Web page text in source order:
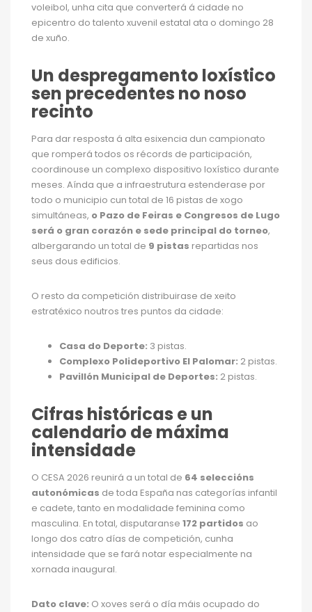
voleibol, unha cita que converterá á cidade no
epicentro do talento xuvenil estatal ata o domingo 28
de xuño.
Un despregamento loxístico
sen precedentes no noso
recinto
Para dar resposta á alta esixencia dun campionato
que romperá todos os récords de participación,
coordinouse un complexo dispositivo loxístico durante
meses. Aínda que a infraestrutura estenderase por
todo o municipio cun total de 16 pistas de xogo
simultáneas, o Pazo de Feiras e Congresos de Lugo
será o gran corazón e sede principal do torneo,
albergarando un total de 9 pistas repartidas nos
seus dous edificios.
O resto da competición distribuirase de xeito
estratéxico noutros tres puntos da cidade:
Casa do Deporte: 3 pistas.
Complexo Polideportivo El Palomar: 2 pistas.
Pavillón Municipal de Deportes: 2 pistas.
Cifras históricas e un
calendario de máxima
intensidade
O CESA 2026 reunirá a un total de 64 seleccións
autonómicas de toda España nas categorías infantil
e cadete, tanto en modalidade feminina como
masculina. En total, disputaranse 172 partidos ao
longo dos catro días de competición, cunha
intensidade que se fará notar especialmente na
xornada inaugural.
Dato clave: O xoves será o día máis ocupado do